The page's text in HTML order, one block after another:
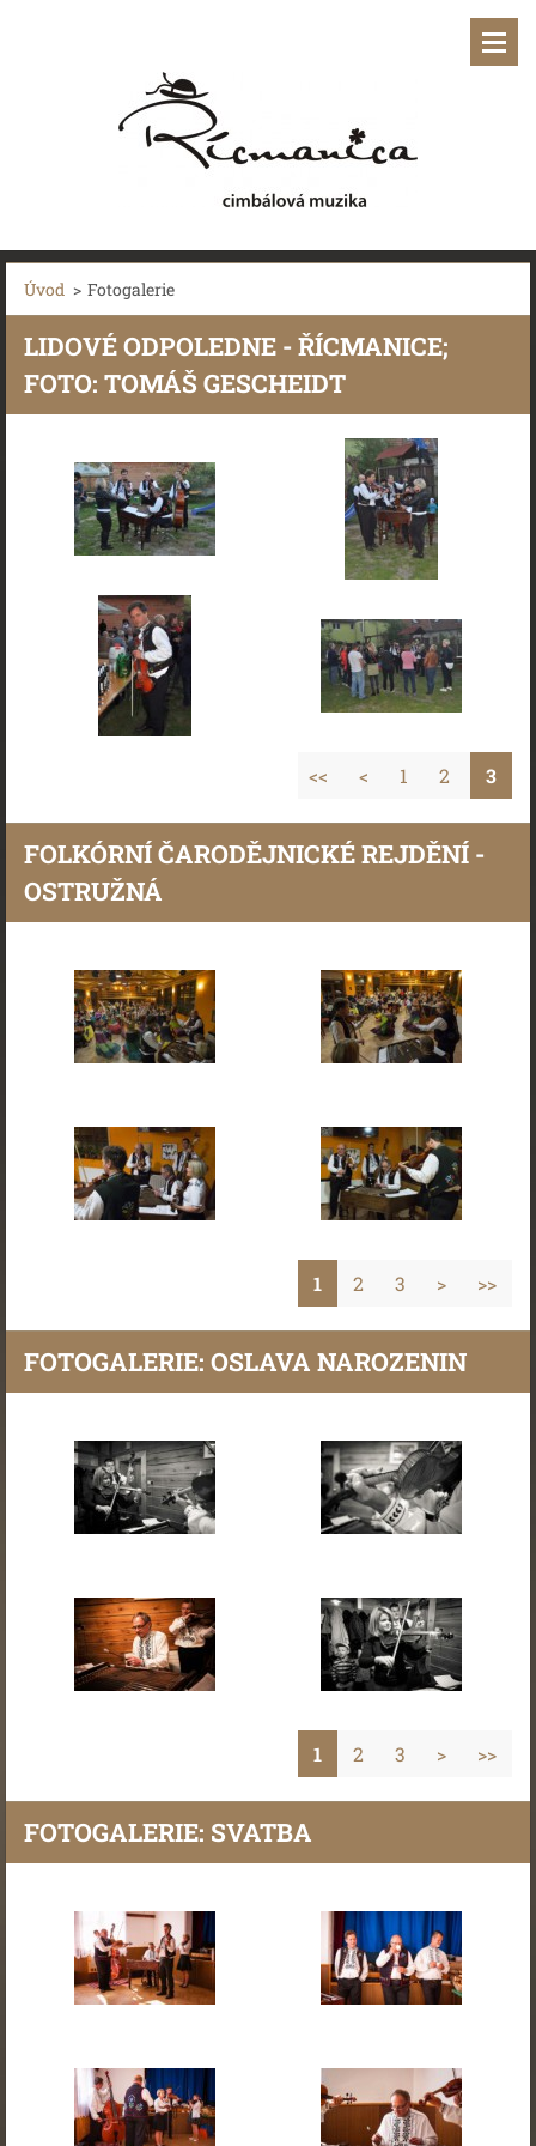
Úvod > Fotogalerie
LIDOVÉ ODPOLEDNE - ŘÍCMANICE;
FOTO: TOMÁŠ GESCHEIDT
<< < 1 2 3
FOLKÓRNÍ ČARODĚJNICKÉ REJDĚNÍ -
OSTRUŽNÁ
1 2 3 > >>
FOTOGALERIE: OSLAVA NAROZENIN
1 2 3 > >>
FOTOGALERIE: SVATBA